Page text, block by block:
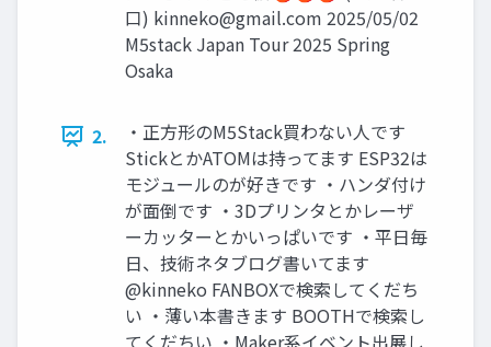
口) kinneko@gmail.com 2025/05/02
M5stack Japan Tour 2025 Spring
Osaka
2.
・正方形のM5Stack買わない人です
StickとかATOMは持ってます ESP32は
モジュールのが好きです ・ハンダ付け
が面倒です ・3Dプリンタとかレーザ
ーカッターとかいっぱいです ・平日毎
日、技術ネタブログ書いてます
@kinneko FANBOXで検索してくだち
い ・薄い本書きます BOOTHで検索し